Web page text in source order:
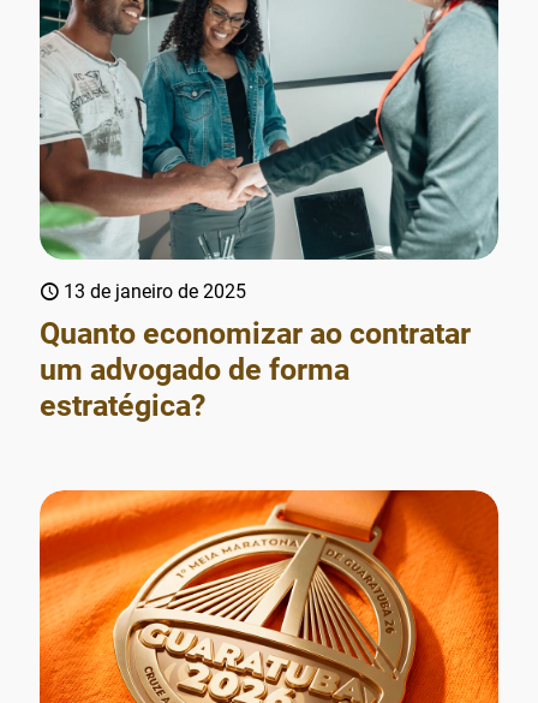
13 de janeiro de 2025
Quanto economizar ao contratar
um advogado de forma
estratégica?